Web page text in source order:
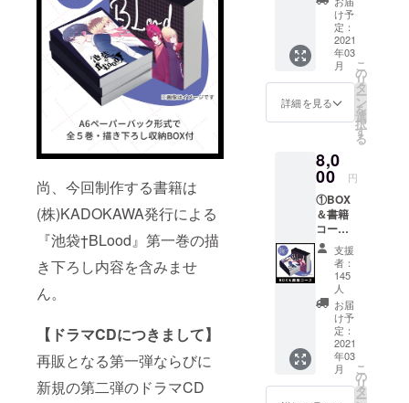
尚、今回制作する書籍は
(株)KADOKAWA発行による
『池袋†BLood』第一巻の描
き下ろし内容を含みませ
ん。
【ドラマCDにつきまして】
再販となる第一弾ならびに
新規の第二弾のドラマCD
リュー
ムとな
りま
す。内
容はマ
ンガ本
編のス
た『池
袋女子
高等学
校の日
常』
『夏
だ！海
だ！夏
休みの
思い
出』そ
して、
オリジ
ナルと
なる
『二階
込・送
料込・
数量限
定無し
・第2弾
ドラマ
CD ▼・
同様の
ボ
リュー
ムでマ
ンガ本
編のス
トー
リーを
元にし
た内容
にて制
作を進
めてお
りま
す。
け予
定：
2021
年03
月
詳細を見る
こ
の
リ
タ
ー
ン
を
選
択
す
る
8,0
00 円
①BOX
＆書籍
コース
8,000
円 税
込・送
料込・
数量制
限無し
・書籍
全5巻
・ポス
トカー
ド ・書
支援
者：
145
人
お届
け予
定：
2021
年03
月
こ
の
リ
タ
ー